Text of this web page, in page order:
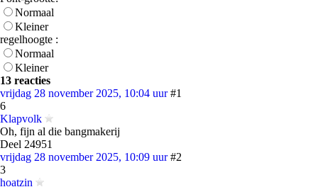
Normaal
Kleiner
regelhoogte :
Normaal
Kleiner
13 reacties
vrijdag 28 november 2025, 10:04 uur #1
6
Klapvolk
Oh, fijn al die bangmakerij
Deel 24951
vrijdag 28 november 2025, 10:09 uur #2
3
hoatzin